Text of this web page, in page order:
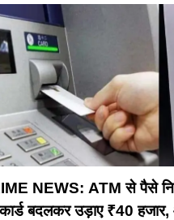
NEWS: ATM से पैसे
बदलकर उड़ाए ₹40